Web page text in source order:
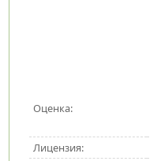
Оценка:
Лицензия: